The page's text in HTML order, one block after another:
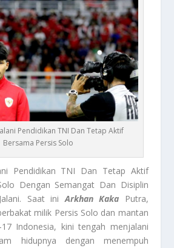
Pendidikan TNI Dan Tetap Aktif
Bersama Persis Solo
Pendidikan TNI Dan Tetap Aktif
Dengan Semangat Dan Disiplin
Saat iniArkhan Kaka Putra,
milik Persis Solo dan mantan
Indonesia, kini tengah menjalani
hidupnya dengan menempuh